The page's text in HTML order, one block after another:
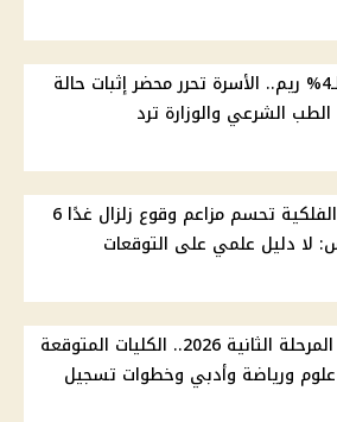
طالبة الـ4% ريم.. الأسرة تحرر محضر إثبات حالة
الشرعي والوزارة ترد
البحوث الفلكية تحسم مزاعم وقوع زلزال غدًا 6
دليل علمي على التوقعات
تنسيق المرحلة الثانية 2026.. الكليات المتوقعة
ورياضة وأدبي وخطوات تسجيل